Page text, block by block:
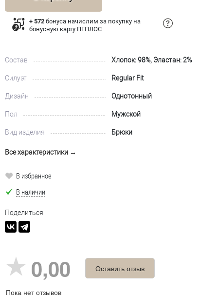
+ 572 бонуса начислим за покупку на
бонусную карту ПЕПЛОС
Состав Хлопок: 98%, Эластан: 2%
Силуэт Regular Fit
Дизайн Однотонный
Пол Мужской
Вид изделия Брюки
Все характеристики →
В избранное
В наличии
Поделиться
0,00
Пока нет отзывов
Оставить отзыв